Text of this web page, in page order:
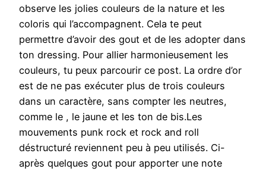
observe les jolies couleurs de la nature et les
coloris qui l’accompagnent. Cela te peut
permettre d’avoir des gout et de les adopter dans
ton dressing. Pour allier harmonieusement les
couleurs, tu peux parcourir ce post. La ordre d’or
est de ne pas exécuter plus de trois couleurs
dans un caractère, sans compter les neutres,
comme le , le jaune et les ton de bis.Les
mouvements punk rock et rock and roll
déstructuré reviennent peu à peu utilisés. Ci-
après quelques gout pour apporter une note